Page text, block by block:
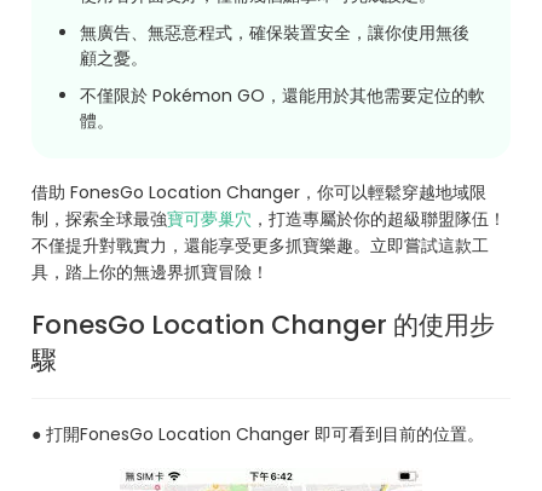
無廣告、無惡意程式，確保裝置安全，讓你使用無後
顧之憂。
不僅限於 Pokémon GO，還能用於其他需要定位的軟
體。
借助 FonesGo Location Changer，你可以輕鬆穿越地域限
制，探索全球最強寶可夢巢穴 ，打造專屬於你的超級聯盟隊伍！
不僅提升對戰實力，還能享受更多抓寶樂趣。立即嘗試這款工
具，踏上你的無邊界抓寶冒險！
FonesGo Location Changer 的使用步
驟
● 打開FonesGo Location Changer 即可看到目前的位置。